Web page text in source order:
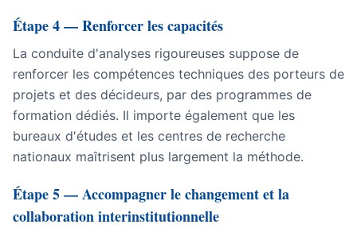
Étape 4 — Renforcer les capacités
La conduite d'analyses rigoureuses suppose de
renforcer les compétences techniques des porteurs de
projets et des décideurs, par des programmes de
formation dédiés. Il importe également que les
bureaux d'études et les centres de recherche
nationaux maîtrisent plus largement la méthode.
Étape 5 — Accompagner le changement et la
collaboration interinstitutionnelle